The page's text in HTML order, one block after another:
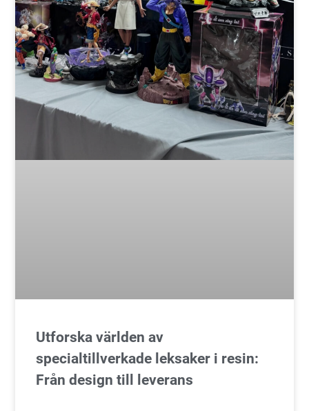
Utforska världen av
specialtillverkade leksaker i resin:
Från design till leverans